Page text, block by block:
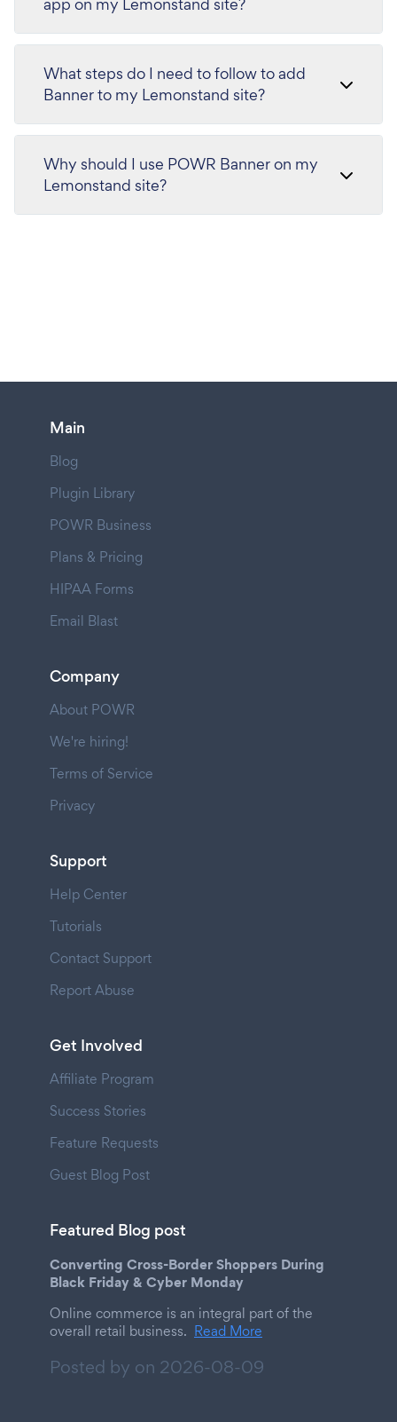
What steps do I need to follow to add
Banner to my Lemonstand site?
Why should I use POWR Banner on my
Lemonstand site?
Main
Blog
Plugin Library
POWR Business
Plans & Pricing
HIPAA Forms
Email Blast
Company
About POWR
We're hiring!
Terms of Service
Privacy
Support
Help Center
Tutorials
Contact Support
Report Abuse
Get Involved
Affiliate Program
Success Stories
Feature Requests
Guest Blog Post
Featured Blog post
Converting Cross-Border Shoppers During
Black Friday & Cyber Monday
Online commerce is an integral part of the
overall retail business. Read More
Posted by on 2026-08-09